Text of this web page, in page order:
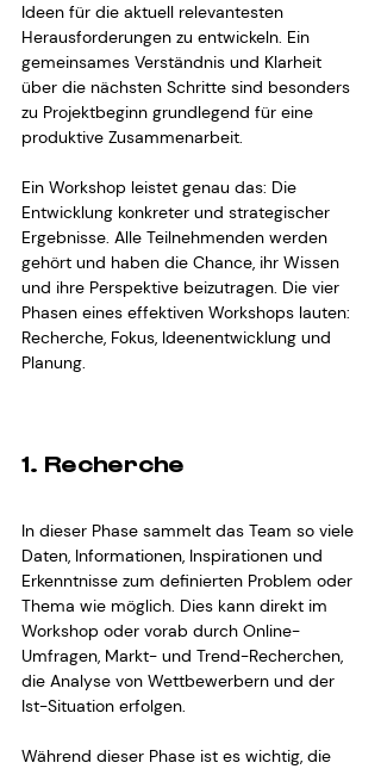
Ideen für die aktuell relevantesten
Herausforderungen zu entwickeln. Ein
gemeinsames Verständnis und Klarheit
über die nächsten Schritte sind besonders
zu Projektbeginn grundlegend für eine
produktive Zusammenarbeit.
Ein Workshop leistet genau das: Die
Entwicklung konkreter und strategischer
Ergebnisse. Alle Teilnehmenden werden
gehört und haben die Chance, ihr Wissen
und ihre Perspektive beizutragen. Die vier
Phasen eines effektiven Workshops lauten:
Recherche, Fokus, Ideenentwicklung und
Planung.
1. Recherche
In dieser Phase sammelt das Team so viele
Daten, Informationen, Inspirationen und
Erkenntnisse zum definierten Problem oder
Thema wie möglich. Dies kann direkt im
Workshop oder vorab durch Online-
Umfragen, Markt- und Trend-Recherchen,
die Analyse von Wettbewerbern und der
Ist-Situation erfolgen.
Während dieser Phase ist es wichtig, die